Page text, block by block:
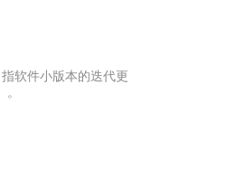
软件小版本的迭代更